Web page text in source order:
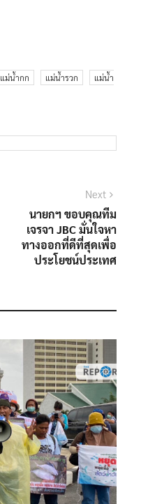
แม่น้ำกก แม่น้ำรวก
แม่น้ำ
Next
นายกฯ ขอบคุณทีม
เจรจา JBC มั่นใจหา
ทางออกที่ดีที่สุดเพื่อ
ประโยชน์ประเทศ